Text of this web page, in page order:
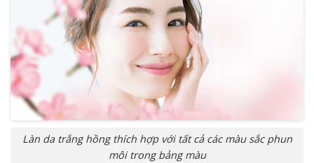
Làn da trắng hồng thích hợp với tất cả các màu sắc phun
môi trong bảng màu